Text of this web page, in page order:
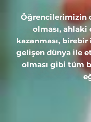
Öğrencilerimizin
olması, ahlaki
kazanması,
gelişen dünya ile
olması gibi tüm